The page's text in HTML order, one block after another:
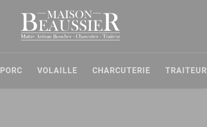
PORC VOLAILLE CHARCUTERIE TRAITEUR